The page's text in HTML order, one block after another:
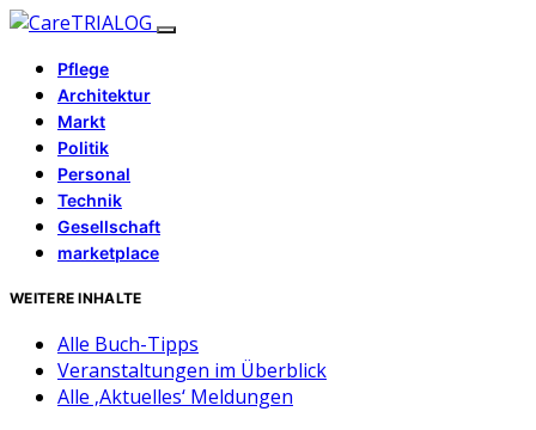
Pflege
Architektur
Markt
Politik
Personal
Technik
Gesellschaft
marketplace
WEITERE INHALTE
Alle Buch-Tipps
Veranstaltungen im Überblick
Alle ‚Aktuelles‘ Meldungen